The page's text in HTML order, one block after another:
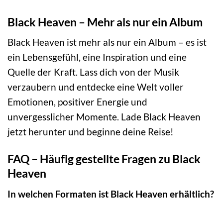
Black Heaven – Mehr als nur ein Album
Black Heaven ist mehr als nur ein Album – es ist
ein Lebensgefühl, eine Inspiration und eine
Quelle der Kraft. Lass dich von der Musik
verzaubern und entdecke eine Welt voller
Emotionen, positiver Energie und
unvergesslicher Momente. Lade Black Heaven
jetzt herunter und beginne deine Reise!
FAQ – Häufig gestellte Fragen zu Black
Heaven
In welchen Formaten ist Black Heaven erhältlich?